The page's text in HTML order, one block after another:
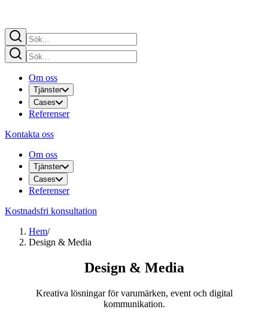
Om oss
Tjänster
Cases
Referenser
Kontakta oss
Om oss
Tjänster
Cases
Referenser
Kostnadsfri konsultation
Hem/
Design & Media
Design & Media
Kreativa lösningar för varumärken, event och digital
kommunikation.